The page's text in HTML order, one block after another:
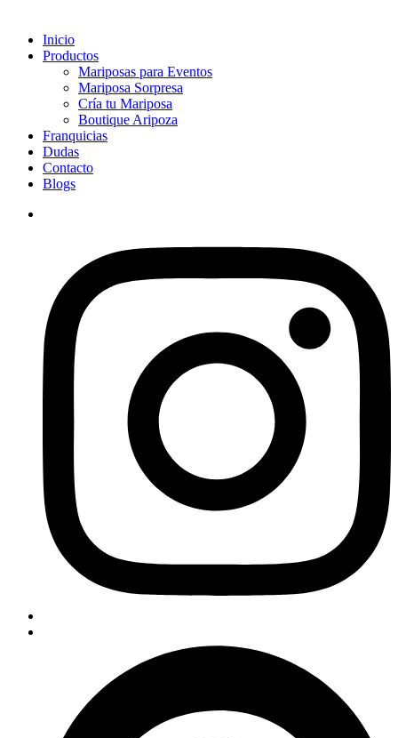
Inicio
Productos
Mariposas para Eventos
Mariposa Sorpresa
Cría tu Mariposa
Boutique Aripoza
Franquicias
Dudas
Contacto
Blogs